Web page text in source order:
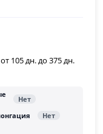
от 105 дн. до 375 дн.